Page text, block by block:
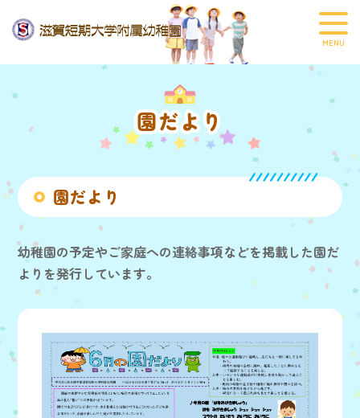
園だより
園だより
幼稚園の予定やご家庭への連絡事項などを掲載した園だ
よりを発行しています。